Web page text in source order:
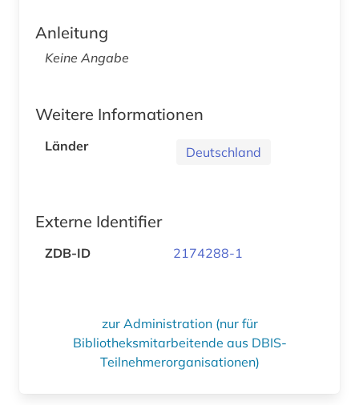
Anleitung
Keine Angabe
Weitere Informationen
Länder Deutschland
Externe Identifier
ZDB-ID 2174288-1
zur Administration (nur für
Bibliotheksmitarbeitende aus DBIS-
Teilnehmerorganisationen)